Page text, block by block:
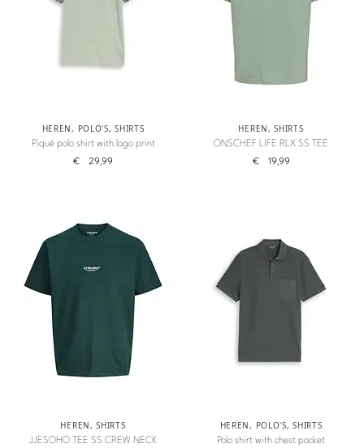
HEREN, POLO'S,SHIRTS
Piqué polo shirt with logo print
€ 29,99
HEREN,SHIRTS
ONSCHEF LIFE RLX SS TEE
€ 19,99
HEREN,SHIRTS
JJESOHO TEE SS CREW NECK
HEREN, POLO'S,SHIRTS
Polo shirt with chest pocket